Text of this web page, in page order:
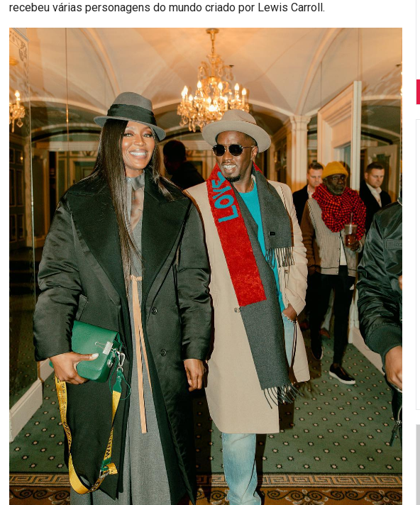
recebeu várias personagens do mundo criado por Lewis Carroll.